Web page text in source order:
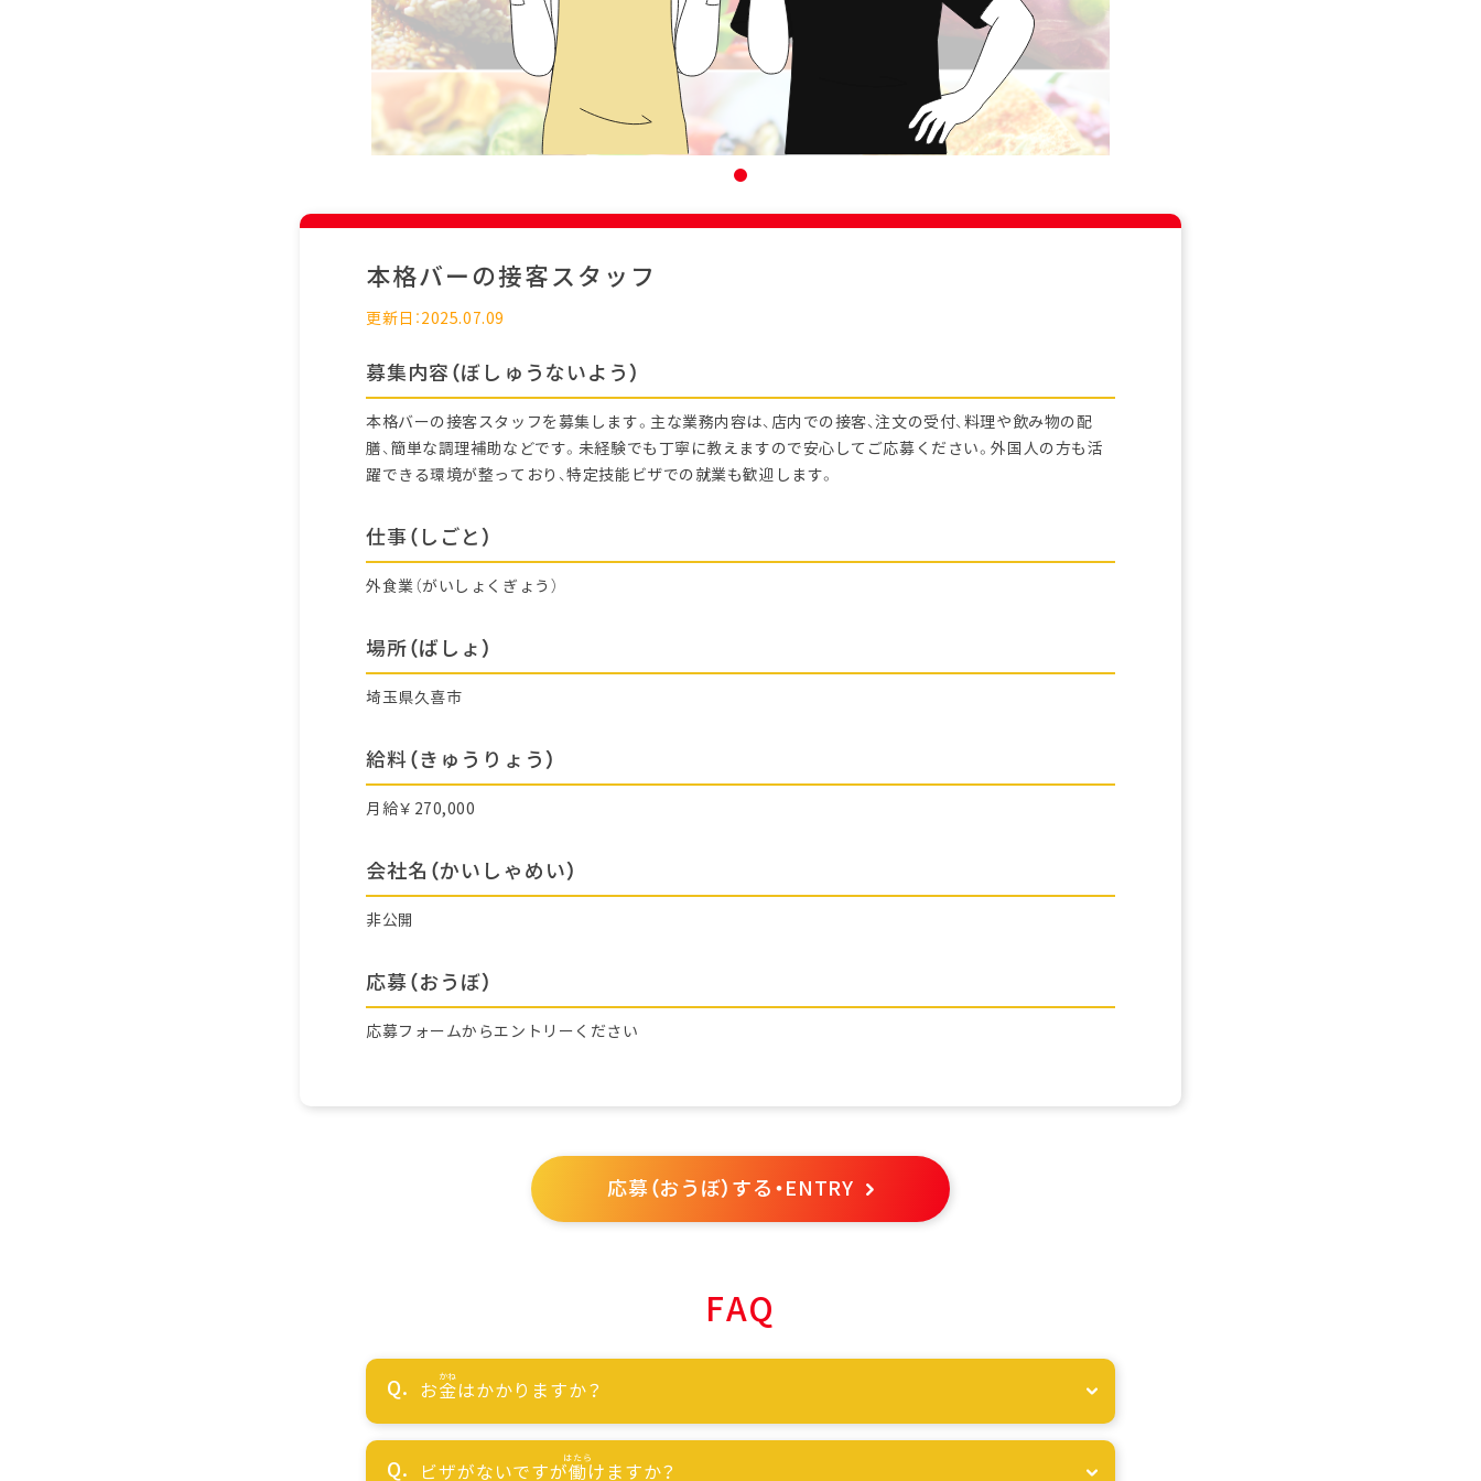
本格バーの接客スタッフ
更新日：2025.07.09
募集内容（ぼしゅうないよう）
本格バーの接客スタッフを募集します。主な業務内容は、店内での接客、注文の受付、料理や飲み物の配
膳、簡単な調理補助などです。未経験でも丁寧に教えますので安心してご応募ください。外国人の方も活
躍できる環境が整っており、特定技能ビザでの就業も歓迎します。
仕事（しごと）
外食業（がいしょくぎょう）
場所（ばしょ）
埼玉県久喜市
給料（きゅうりょう）
月給￥270,000
会社名（かいしゃめい）
非公開
応募（おうぼ）
応募フォームからエントリーください
応募（おうぼ）する・ENTRY
FAQ
お金はかかりますか？
ビザがないですが働けますか？